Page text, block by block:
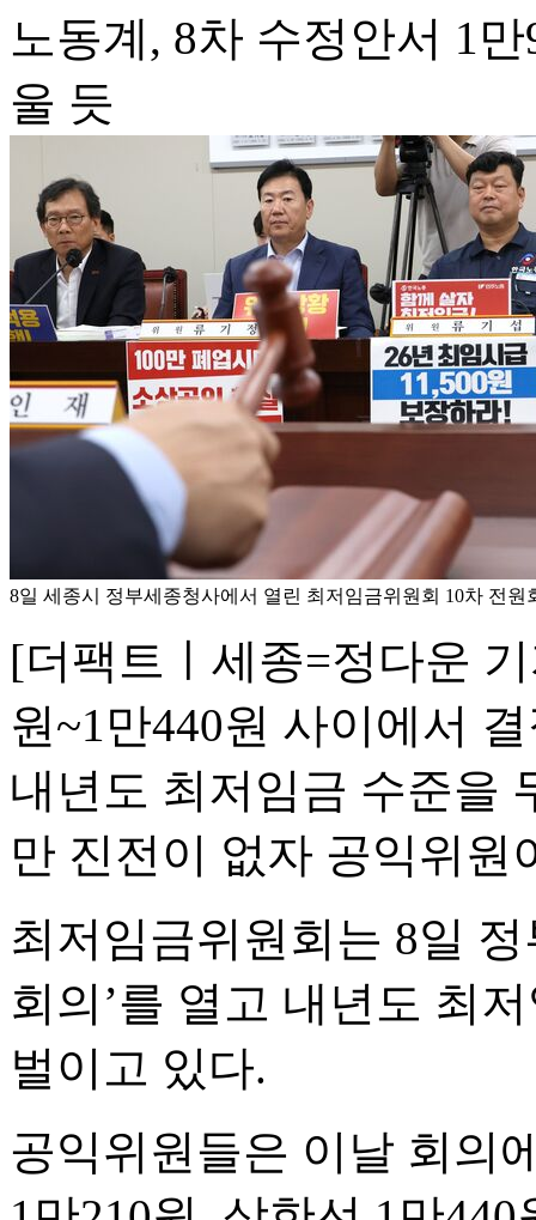
노동계, 8차 수정안서 1
울 듯
8일 세종시 정부세종청사에서 열린 최저임금위원회 10차 전원
[더팩트ㅣ세종=정다운
원~1만440원 사이에서
내년도 최저임금 수준을
만 진전이 없자 공익위
최저임금위원회는 8일
회의’를 열고 내년도 최
벌이고 있다.
공익위원들은 이날 회의